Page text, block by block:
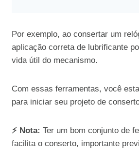
Por exemplo, ao consertar um
aplicação correta de lubrificante
vida útil do mecanismo.
Com essas ferramentas, você
para iniciar seu projeto de
⚡ Nota: Ter um bom conjunto de
facilita o conserto, importante